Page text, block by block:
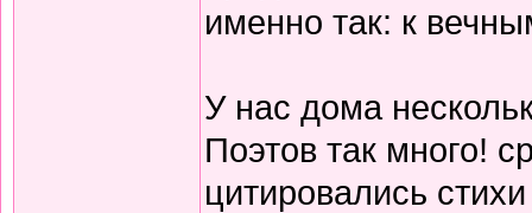
именно так: к
У нас дома
Поэтов так много!
цитировались